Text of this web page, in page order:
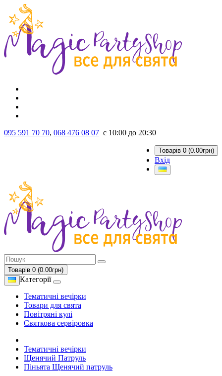
095 591 70 70, 068 476 08 07 с 10:00 до 20:30
Товарів 0 (0.00грн)
Вхід
Товарів 0 (0.00грн)
Категорії
Тематичні вечірки
Товари для свята
Повітряні кулі
Святкова сервіровка
Тематичні вечірки
Щенячий Патруль
Піньята Щенячий патруль